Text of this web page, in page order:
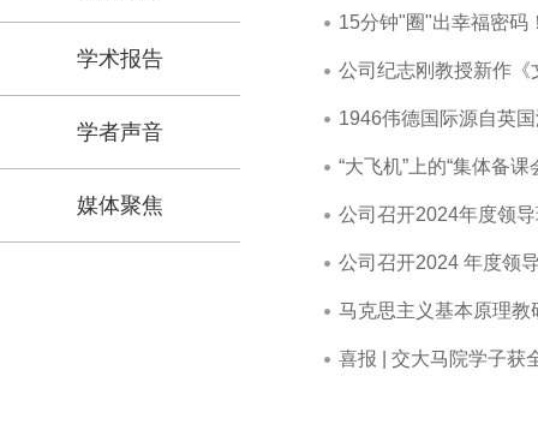
学术报告
学者声音
媒体聚焦
15分钟"圈"出幸福密码
公司纪志刚教授新作
1946伟德国际源自英
“大飞机”上的“集体备
公司召开2024年度领
公司召开2024 年度领
马克思主义基本原理
喜报 | 交大马院学子获